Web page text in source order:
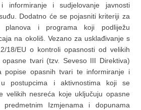
informiranje i sudjelovanje javnosti
Dodatno će se pojasniti kriteriji za
planova i programa koji podliježu
na okoliš. Vezano za usklađivanje s
18/EU o kontroli opasnosti od velikih
tvari (tzv. Seveso III Direktiva)
popise opasnih tvari te informiranje i
u postupcima i aktivnostima koji se
velikih nesreća koje uključuju opasne
Izmjenama i dopunama